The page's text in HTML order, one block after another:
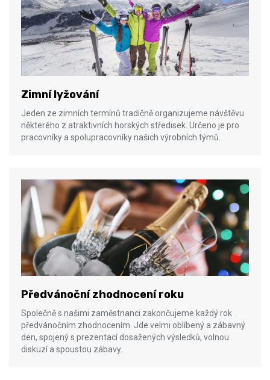
Zimní lyžování
Jeden ze zimních termínů tradičně organizujeme návštěvu
některého z atraktivních horských středisek. Určeno je pro
pracovníky a spolupracovníky našich výrobních týmů.
Předvánoční zhodnocení roku
Společně s našimi zaměstnanci zakončujeme každý rok
předvánočním zhodnocením. Jde velmi oblíbený a zábavný
den, spojený s prezentací dosažených výsledků, volnou
diskuzí a spoustou zábavy.